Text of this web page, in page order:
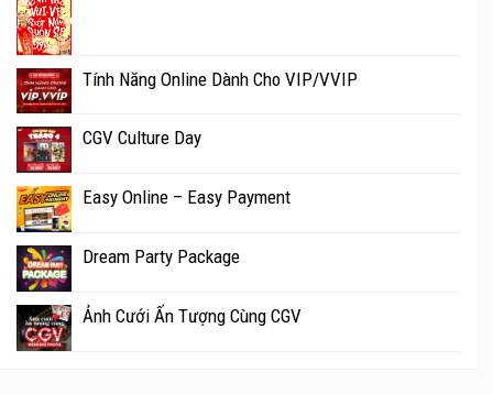
Tính Năng Online Dành Cho VIP/VVIP
CGV Culture Day
Easy Online – Easy Payment
Dream Party Package
Ảnh Cưới Ấn Tượng Cùng CGV